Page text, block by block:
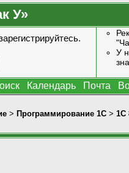
У»
.
У
Календарь Почта
> Программирование 1С > 1С